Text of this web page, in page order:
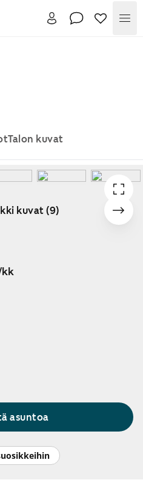
Talon kuvat
kuvat (9)
kk
asuntoa